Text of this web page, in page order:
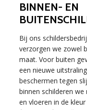
BINNEN- EN
Bij ons
verzorgen we zowel
maat. Voor buiten
een nieuwe
beschermen tegen
binnen schilderen
en vloeren in de